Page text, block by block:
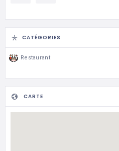
CATÉGORIES
Restaurant
CARTE